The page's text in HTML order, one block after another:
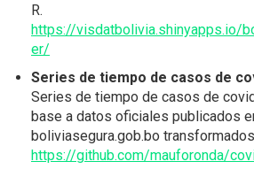
R.
https://visdatbolivia.shinyapps.io/
er/
Series de tiempo de casos de
Series de tiempo de casos de
base a datos oficiales publicados
boliviasegura.gob.bo
https://github.com/mauforonda/